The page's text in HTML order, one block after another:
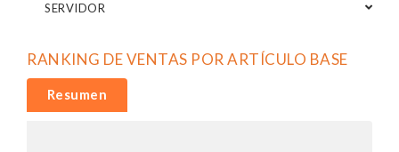
SERVIDOR
RANKING DE VENTAS POR ARTÍCULO BASE
Resumen